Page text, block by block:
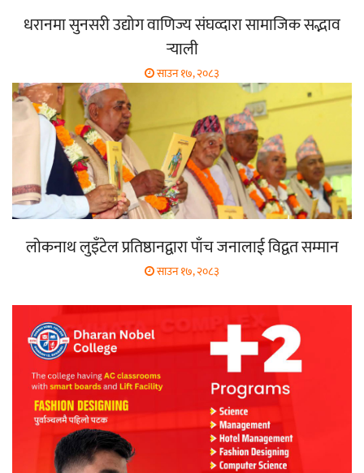
धरानमा सुनसरी उद्योग वाणिज्य संघव्दारा सामाजिक सद्भाव
र्‍याली
साउन १७, २०८३
लोकनाथ लुइँटेल प्रतिष्ठानद्वारा पाँच जनालाई विद्वत सम्मान
साउन १७, २०८३